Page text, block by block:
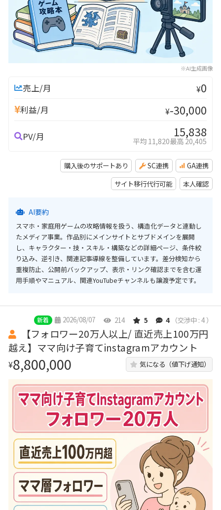
※AI生成画像
売上/月 ¥0
利益/月 ¥-30,000
PV/月 15,838
平均 11,820最高 20,405
購入後のサポートあり SC連携
GA連携
サイト移行代行可能
本人確認
AI要約
スマホ・家庭用ゲームの攻略情報を扱う、構造化データと連動し
たメディア事業。作品別にメインサイトとサブドメインを展開
し、キャラクター・技・スキル・構築などの詳細ページ、条件絞
り込み、逆引き、関連記事導線を整備しています。差分検知から
重複防止、公開前バックアップ、表示・リンク確認までを含む運
用手順やマニュアル、関連YouTubeチャンネルも譲渡予定です。
新着 2026/08/07 214 5 4 （交渉中 : 4 ）
【フォロワー20万人以上/ 直近売上100万円
越え】ママ向け子育てinstagramアカウント
¥8,800,000 気になる（値下げ通知）